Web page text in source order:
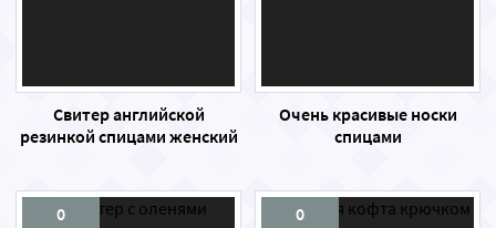
Свитер английской
резинкой спицами женский
Очень красивые носки
спицами
0 0